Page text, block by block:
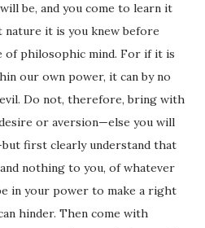
be, and you come to learn it
it is you knew before
of philosophic mind. For if it is
our own power, it can by no
Do not, therefore, bring with
or aversion—else you will
first clearly understand that
nothing to you, of whatever
in your power to make a right
hinder. Then come with